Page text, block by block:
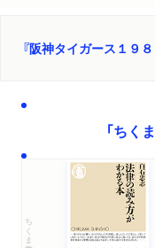
『阪神タイガース１９
「ちく
ちくま新書